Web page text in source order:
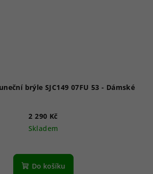
Just Cavalli sluneční brýle SJC149 07FU 53 - Dámské
2 290 Kč
Skladem
Do košíku